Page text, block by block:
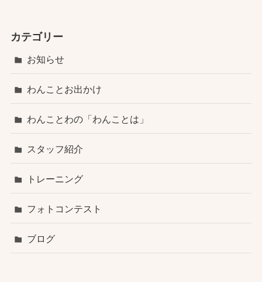
カテゴリー
お知らせ
わんことお出かけ
わんことわの「わんことは」
スタッフ紹介
トレーニング
フォトコンテスト
ブログ